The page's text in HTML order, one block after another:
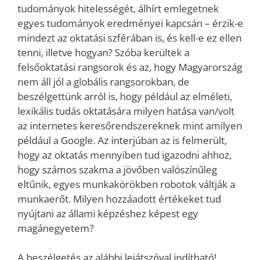
tudományok hitelességét, álhírt emlegetnek
egyes tudományok eredményei kapcsán – érzik-e
mindezt az oktatási szférában is, és kell-e ez ellen
tenni, illetve hogyan? Szóba kerültek a
felsőoktatási rangsorok és az, hogy Magyarország
nem áll jól a globális rangsorokban, de
beszélgettünk arról is, hogy például az elméleti,
lexikális tudás oktatására milyen hatása van/volt
az internetes keresőrendszereknek mint amilyen
például a Google. Az interjúban az is felmerült,
hogy az oktatás mennyiben tud igazodni ahhoz,
hogy számos szakma a jövőben valószínűleg
eltűnik, egyes munkakörökben robotok váltják a
munkaerőt. Milyen hozzáadott értékeket tud
nyújtani az állami képzéshez képest egy
magánegyetem?